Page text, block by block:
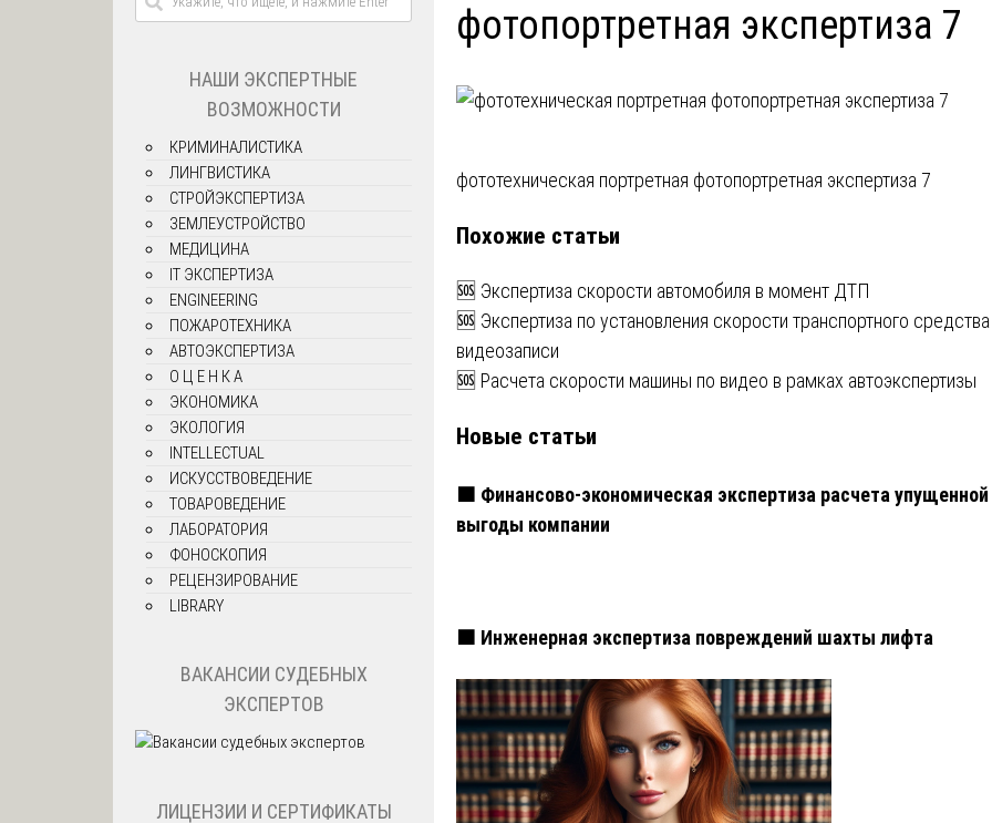
фотопортретная экспертиза 7
Навигация
по
записям
фототехническая портретная фотопортретная экспертиза 7
Похожие статьи
🆘 Экспертиза скорости автомобиля в момент ДТП
🆘 Экспертиза по установления скорости транспортного
видеозаписи
🆘 Расчета скорости машины по видео в рамках автоэкспертизы
Новые статьи
🟧 Финансово-экономическая экспертиза расчета упущенной
выгоды компании
🟧 Инженерная экспертиза повреждений шахты лифта
НАШИ ЭКСПЕРТНЫЕ
ВОЗМОЖНОСТИ
КРИМИНАЛИСТИКА
ЛИНГВИСТИКА
СТРОЙЭКСПЕРТИЗА
ЗЕМЛЕУСТРОЙСТВО
МЕДИЦИНА
IT ЭКСПЕРТИЗА
ENGINEERING
ПОЖАРОТЕХНИКА
АВТОЭКСПЕРТИЗА
О Ц Е Н К А
ЭКОНОМИКА
ЭКОЛОГИЯ
INTELLECTUAL
ИСКУССТВОВЕДЕНИЕ
ТОВАРОВЕДЕНИЕ
ЛАБОРАТОРИЯ
ФОНОСКОПИЯ
РЕЦЕНЗИРОВАНИЕ
LIBRARY
ВАКАНСИИ СУДЕБНЫХ
ЭКСПЕРТОВ
ЛИЦЕНЗИИ И СЕРТИФИКАТЫ